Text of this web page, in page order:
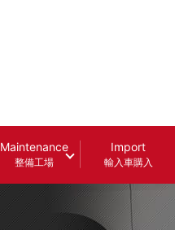
Maintenance
整備工場
Import
輸入車購入